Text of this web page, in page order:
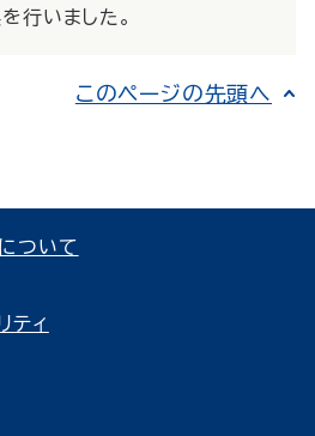
行いました。
このページの先頭へ
ついて
ティ